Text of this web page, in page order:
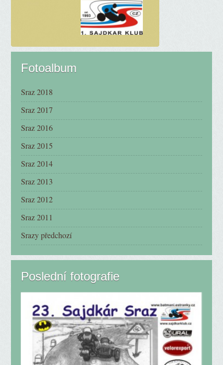
Fotoalbum
Sraz 2018
Sraz 2017
Sraz 2016
Sraz 2015
Sraz 2014
Sraz 2013
Sraz 2012
Sraz 2011
Srazy předchozí
Poslední fotografie